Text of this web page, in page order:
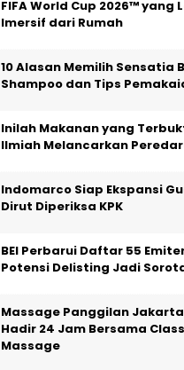
FIFA World Cup 2026™ yang
Imersif dari Rumah
10 Alasan Memilih Sensatia
Shampoo dan Tips
Inilah Makanan yang
Ilmiah Melancarkan
Indomarco Siap Ekspansi
Dirut Diperiksa KPK
BEI Perbarui Daftar 55
Potensi Delisting Jadi
Massage Panggilan
Hadir 24 Jam Bersama
Massage